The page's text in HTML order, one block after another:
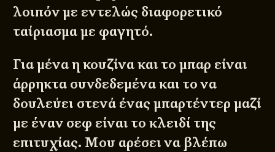
λοιπόν με εντελώς διαφορετικό
ταίριασμα με φαγητό.
Για μένα η κουζίνα και το μπαρ είναι
άρρηκτα συνδεδεμένα και το να
δουλεύει στενά ένας μπαρτέντερ μαζί
με έναν σεφ είναι το κλειδί της
επιτυχίας. Μου αρέσει να βλέπω